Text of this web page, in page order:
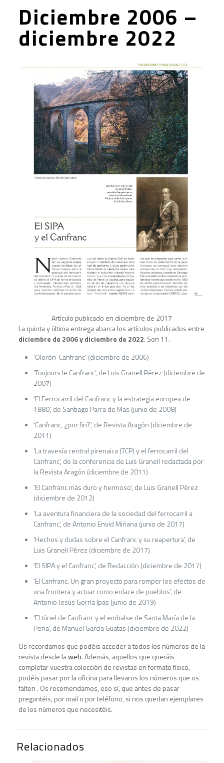
Diciembre 2006 –
diciembre 2022
Artículo publicado en diciembre de 2017
La quinta y última entrega abarca los artículos publicados entre
diciembre de 2006 y diciembre de 2022. Son 11.
‘Olorón-Canfranc’ (diciembre de 2006)
‘Toujours le Canfranc’, de Luis Granell Pérez (diciembre de
2007)
‘El Ferrocarril del Canfranc y la estrategia europea de
1880’, de Santiago Parra de Mas (junio de 2008)
‘Canfranc, ¿por fin?’, de Revista Aragón (diciembre de
2011)
‘La travesía central pirenaica (TCP) y el ferrocarril del
Canfranc’, de la conferencia de Luis Granell redactada por
la Revista Aragón (diciembre de 2011)
‘El Canfranc más duro y hermoso’, de Luis Granell Pérez
(diciembre de 2012)
‘La aventura financiera de la sociedad del ferrocarril a
Canfranc’, de Antonio Envid Miñana (junio de 2017)
‘Hechos y dudas sobre el Canfranc y su reapertura’, de
Luis Granell Pérez (diciembre de 2017)
‘El SIPA y el Canfranc’, de Redacción (diciembre de 2017)
‘El Canfranc. Un gran proyecto para romper los efectos de
una frontera y actuar como enlace de pueblos’, de
Antonio Jesús Gorría Ipas (junio de 2019)
‘El túnel de Canfranc y el embalse de Santa María de la
Peña’, de Manuel García Guatas (diciembre de 2022)
Os recordamos que podéis acceder a todos los números de la
revista desde laweb. Además, aquellos que queráis
completar vuestra colección de revistas en formato físico,
podéis pasar por la oficina para llevaros los números que os
falten . Os recomendamos, eso sí, que antes de pasar
preguntéis, por mail o por teléfono, si nos quedan ejemplares
de los números que necesitéis.
Relacionados